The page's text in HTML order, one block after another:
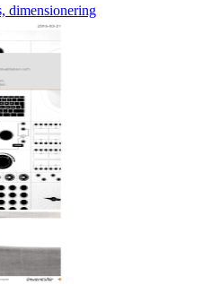
dimensionering